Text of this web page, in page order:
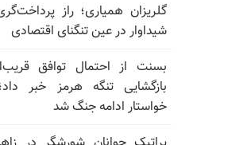
گلریزان همیاری؛ راز
شیداوار در عین تنگنای اقتصادی
بسنت از احتمال توافق
بازگشایی تنگه هرمز خبر
خواستار ادامه جنگ شد